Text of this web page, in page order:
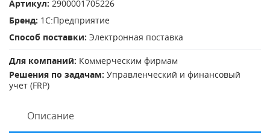
Артикул: 2900001705226
Бренд: 1С:Предприятие
Способ поставки: Электронная поставка
Для компаний: Коммерческим фирмам
Решения по задачам: Управленческий и финансовый
учет (FRP)
Описание